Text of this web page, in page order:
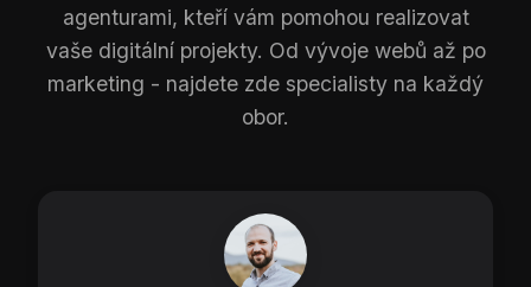
agenturami, kteří vám pomohou realizovat
vaše digitální projekty. Od vývoje webů až po
marketing - najdete zde specialisty na každý
obor.